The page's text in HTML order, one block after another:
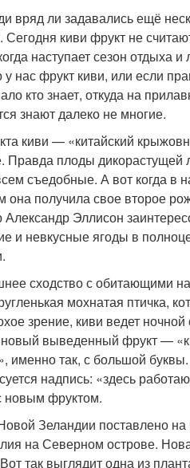
вряд ли задавались ещё
киви фрукт не
наступает сезон
нас фрукт киви, или если
кто знает, откуда на
знают далеко не многие.
киви — «китайский
Правда плоды
съедобные. А вот когда в
она получила свое второе
Эллисон
и невкусные ягоды в
сходство с обитающими
мохнатая птичка,
зрение, киви ведет
выведенный фрукт —
так, с большой
надпись: «здесь
новым фруктом.
Зеландии поставлено
на Северном острове.
так выглядит одна из